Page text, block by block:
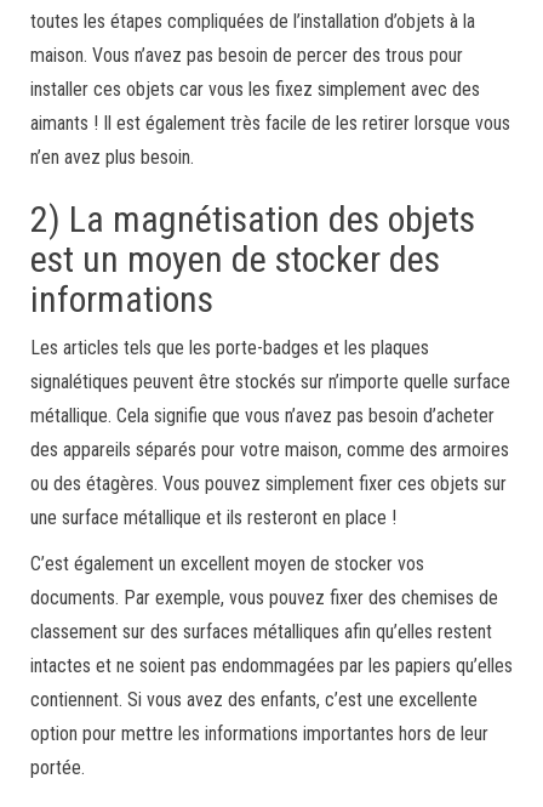
toutes les étapes compliquées de l’installation d’objets à la
maison. Vous n’avez pas besoin de percer des trous pour
installer ces objets car vous les fixez simplement avec des
aimants ! Il est également très facile de les retirer lorsque vous
n’en avez plus besoin.
2) La magnétisation des objets
est un moyen de stocker des
informations
Les articles tels que les porte-badges et les plaques
signalétiques peuvent être stockés sur n’importe quelle surface
métallique. Cela signifie que vous n’avez pas besoin d’acheter
des appareils séparés pour votre maison, comme des armoires
ou des étagères. Vous pouvez simplement fixer ces objets sur
une surface métallique et ils resteront en place !
C’est également un excellent moyen de stocker vos
documents. Par exemple, vous pouvez fixer des chemises de
classement sur des surfaces métalliques afin qu’elles restent
intactes et ne soient pas endommagées par les papiers qu’elles
contiennent. Si vous avez des enfants, c’est une excellente
option pour mettre les informations importantes hors de leur
portée.